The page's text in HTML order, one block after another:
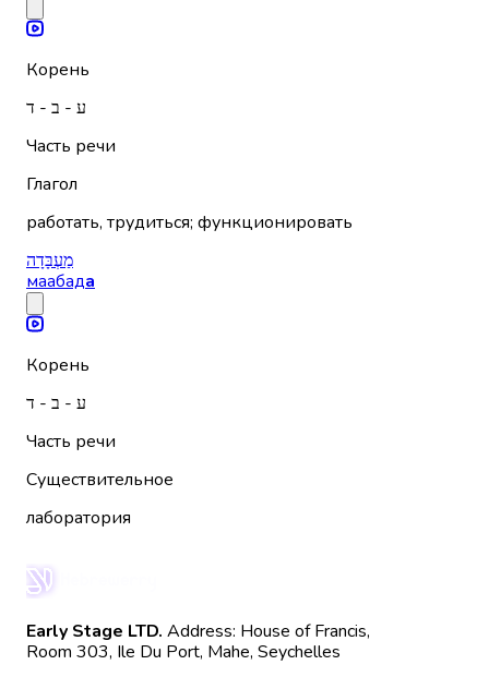
Корень
ע - ב - ד
Часть речи
Глагол
работать, трудиться; функционировать
מַעְבָּדָה
маабада
Корень
ע - ב - ד
Часть речи
Существительное
лаборатория
Early Stage LTD. Address: House of Francis,
Room 303, Ile Du Port, Mahe, Seychelles